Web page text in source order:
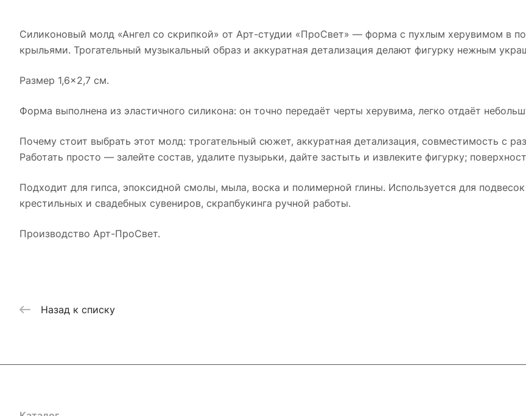
Силиконовый молд «Ангел со скрипкой» от Арт-студии «ПроСвет» — форма с пухлым херувимом в
крыльями. Трогательный музыкальный образ и аккуратная детализация делают фигурку нежным
Размер 1,6×2,7 см.
Форма выполнена из эластичного силикона: он точно передаёт черты херувима, легко отдаёт
Почему стоит выбрать этот молд: трогательный сюжет, аккуратная детализация, совместимость с
Работать просто — залейте состав, удалите пузырьки, дайте застыть и извлеките фигурку;
Подходит для гипса, эпоксидной смолы, мыла, воска и полимерной глины. Используется для
крестильных и свадебных сувениров, скрапбукинга ручной работы.
Производство Арт-ПроСвет.
Назад к списку